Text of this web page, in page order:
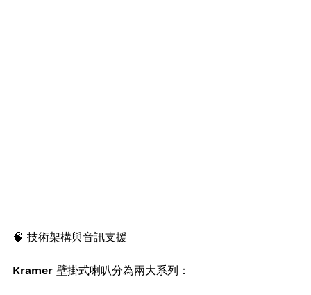
🧠 技術架構與音訊支援
Kramer 壁掛式喇叭分為兩大系列：